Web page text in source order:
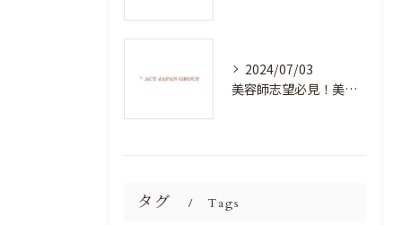
2024/07/03
美容師志望必見！美容室NEWSTANDARDで最高のスキルアップを目指そう！
タグ Tags